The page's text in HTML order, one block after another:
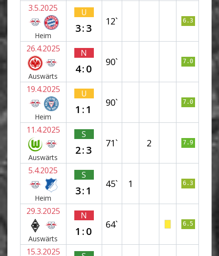
3.5.2025
Heim
U
3:3
12` 6.3
26.4.2025
Auswärts
N
4:0
90` 7.0
19.4.2025
Heim
U
1:1
90` 7.0
11.4.2025
Auswärts
S
2:3
71` 2 7.9
5.4.2025
Heim
S
3:1
45` 1 6.3
29.3.2025
Auswärts
N
1:0
64` 6.5
15.3.2025